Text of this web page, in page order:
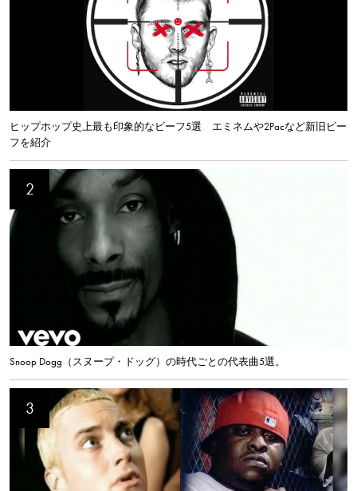
ヒップホップ史上最も印象的なビーフ5選 エミネムや2Pacなど新旧ビー
フを紹介
Snoop Dogg（スヌープ・ドッグ）の時代ごとの代表曲5選。